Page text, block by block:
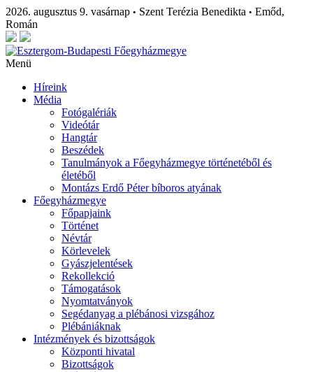
2026. augusztus 9. vasárnap • Szent Terézia Benedikta • Emőd,
Román
Menü
Híreink
Média
Fotógalériák
Videótár
Hangtár
Beszédek
Tanulmányok a Főegyházmegye történetéből és
életéből
Montázs Erdő Péter bíboros atyának
Főegyházmegye
Főpapjaink
Történet
Névtár
Körlevelek
Gyászjelentések
Rekollekció
Támogatások
Nyomtatványok
Segédanyag a plébánosi vizsgához
Plébániáknak
Intézmények és bizottságok
Központi hivatal
Bizottságok